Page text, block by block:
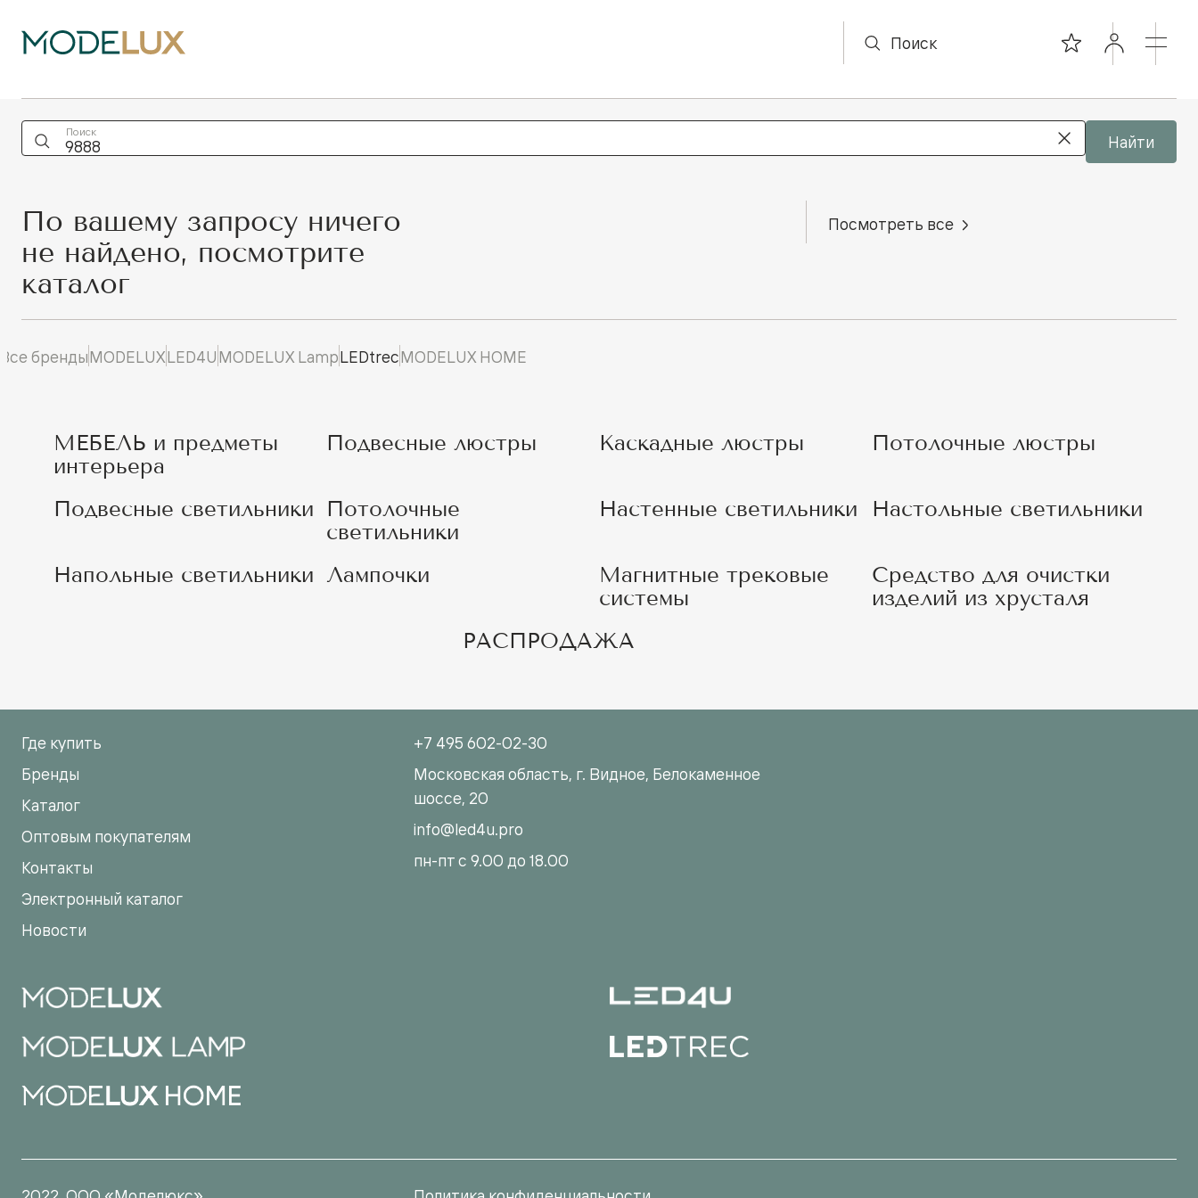
Поиск
Найти
По вашему запросу ничего
не найдено, посмотрите
каталог
Посмотреть все
Все брендыMODELUXLED4UMODELUX LampLEDtrecMODELUX HOME
МЕБЕЛЬ и предметы
интерьера
Подвесные люстры Каскадные люстры Потолочные люстры
Подвесные светильники
Потолочные
светильники
Настенные светильники Настольные светильники
Напольные светильники Лампочки
Магнитные трековые
системы
Средство для очистки
изделий из хрусталя
РАСПРОДАЖА
Где купить
Бренды
Каталог
Оптовым покупателям
Контакты
Электронный каталог
Новости
+7 495 602-02-30
Московская область, г. Видное, Белокаменное
шоссе, 20
info@led4u.pro
пн-пт с 9.00 до 18.00